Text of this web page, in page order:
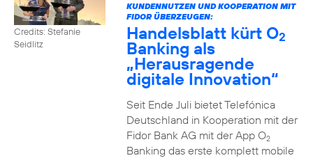
Credits: Stefanie
Seidlitz
KUNDENNUTZEN UND KOOPERATION MIT
FIDOR ÜBERZEUGEN:
Handelsblatt kürt O2
Banking als
„Herausragende
digitale Innovation“
Seit Ende Juli bietet Telefónica
Deutschland in Kooperation mit der
Fidor Bank AG mit der App O2
Banking das erste komplett mobile